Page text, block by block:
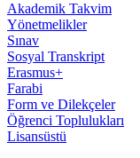
Akademik Takvim
Yönetmelikler
Sınav
Sosyal Transkript
Erasmus+
Farabi
Form ve Dilekçeler
Öğrenci Toplulukları
Lisansüstü